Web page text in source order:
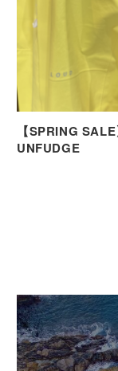
【SPRING
UNFUDGE